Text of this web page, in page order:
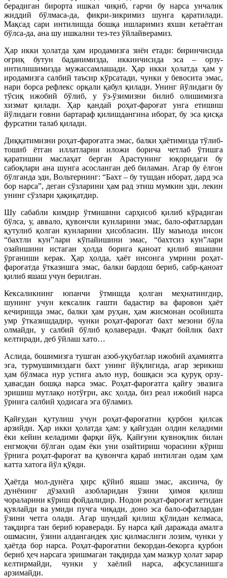
берадиган бирорта ишкал чиқиб, гарчи бу нарса унчалик
жиддий бўлмаса-да, фикри-зикримиз шунга қаратилади.
Мақсад сари интилишда бошқа ишларимиз яхши кетаётган
бўлса-да, ана шу ишкални тез-тез ўйлайверамиз.
Ҳар икки ҳолатда ҳам иродамизга зиён етади: биринчисида
оғриқ бутун баданимизда, иккинчисида эса – орзу-
интилишимизда мужассамлашади. Ҳар икки ҳолатда ҳам у
иродамизга салбий таъсир кўрсатади, чунки у бевосита эмас,
нари борса рефлекс орқали қабул қилади. Унинг йўлидаги бу
тўсиқ ижобий бўлиб, у ўз-ўзимизни билиб олишимизга
хизмат қилади. Ҳар қандай роҳат-фароғат унга етишиш
йўлидаги ғовни бартараф қилишдангина иборат, бу эса қисқа
фурсатни талаб қилади.
Диққатимизни роҳат-фароғатга эмас, балки ҳаётимизда тўлиб-
тошиб ётган иллатларни иложи борича четлаб ўтишга
қаратишни маслаҳат берган Арастунинг юқоридаги бу
сабоқлари ана шунга асосланган деб биламан. Агар бу ёлғон
бўлганда эди, Вольтернинг: “Бахт – бу тушдан иборат, дард эса
бор нарса”, деган сўзларини ҳам рад этиш мумкин эди, лекин
унинг сўзлари ҳақиқатдир.
Шу сабабли кимдир ўтмишини сарҳисоб қилиб кўрадиган
бўлса, у, аввало, қувончли кунларини эмас, бало-офатлардан
қутулиб қолган кунларини ҳисобласин. Шу маънода инсон
“бахтли кун”лари кўпайишини эмас, “бахтсиз кун”лари
озайишини истаган ҳолда борига қаноат қилиб яшашни
ўрганиши керак. Ҳар ҳолда, ҳаёт инсонга умрини роҳат-
фароғатда ўтказишга эмас, балки бардош бериб, сабр-қаноат
қилиб яшаш учун берилган.
Кексаликнинг юпанчи ўтмишда қолган меҳнатингдир,
шунинг учун кексалик гашти бадастир ва фаровон ҳаёт
кечиришда эмас, балки ҳам руҳан, ҳам жисмонан осойишта
умр ўтказишдадир, чунки роҳат-фароғат бахт мезони бўла
олмайди, у салбий бўлиб қолаверади. Фақат бойлик бахт
келтиради, деб ўйлаш хато…
Аслида, бошимизга тушган азоб-уқубатлар ижобий аҳамиятга
эга, турмушимиздаги бахт унинг йўқлигида, агар зерикиш
ҳам бўлмаса нур устига аъло нур, бошқаси эса қуруқ орзу-
ҳавасдан бошқа нарса эмас. Роҳат-фароғатга қайғу эвазига
эришиш мутлақо нотўғри, акс ҳолда, биз реал ижобий нарса
ўрнига салбий ҳодисага эга бўламиз.
Қайғудан қутулиш учун роҳат-фароғатни қурбон қилсак
арзийди. Ҳар икки ҳолатда ҳам: у қайғудан олдин келадими
ёки кейин келадими фарқи йўқ. Қайғуни қувноқлик билан
енгмоқчи бўлган одам ёки уни озайтириш чорасини кўриш
ўрнига роҳат-фароғат ва қувончга қараб интилган одам ҳам
катта хатога йўл қўяди.
Ҳаётда мол-дунёга ҳирс қўйиб яшаш эмас, аксинча, бу
дунёнинг дўзахий азобларидан ўзини ҳимоя қилиш
чораларини кўриш фойдалидир. Нодон роҳат-фароғат кетидан
қувлайди ва умиди пучга чиқади, доно эса бало-офатлардан
ўзини четга олади. Агар шундай қилиш қўлидан келмаса,
тақдирга тан бериб юраверади. Бу нарса қай даражада амалга
ошмасин, ўзини алдангандек ҳис қилмаслиги лозим, чунки у
ҳаётда бор нарса. Роҳат-фароғатни бекордан-бекорга қурбон
бериб ҳеч нарсага эришмаган тақдирда ҳам мазкур ҳолат зарар
келтирмайди, чунки у хаёлий нарса, афсусланишга
арзимайди.